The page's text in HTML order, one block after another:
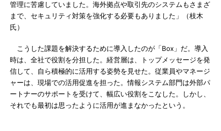
管理に苦慮していました。海外拠点や取引先のシステムもさまざ
まで、セキュリティ対策を強化する必要もありました」（枝木
氏）
こうした課題を解決するために導入したのが「Box」だ。導入
時は、全社で役割を分担した。経営層は、トップメッセージを発
信して、自ら積極的に活用する姿勢を見せた。従業員やマネージ
ャーは、現場での活用促進を担った。情報システム部門は外部パ
ートナーのサポートを受けて、幅広い役割をこなした。しかし、
それでも最初は思ったように活用が進まなかったという。